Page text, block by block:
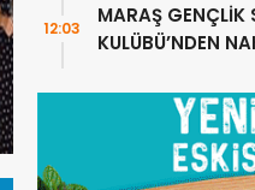
MARAŞ GENÇLİK
KULÜBÜ’NDEN
12:03